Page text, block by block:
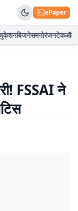
ePaper
बिजनेसमनोरंजनटेकऑटो
FSSAI ने